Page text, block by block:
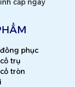
phục
trụ
tròn